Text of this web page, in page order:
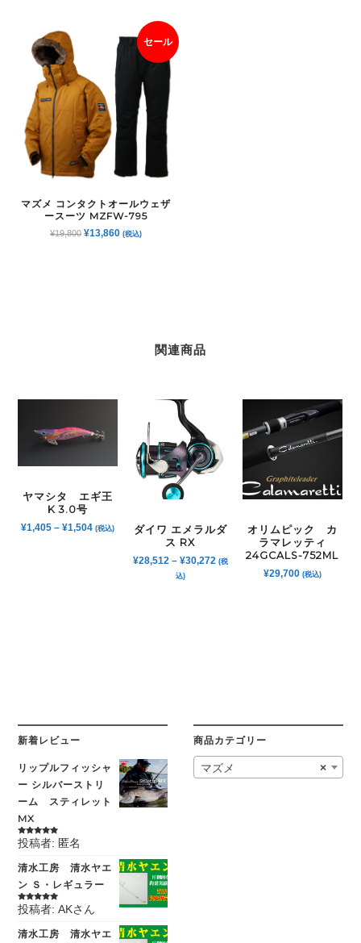
セール
マズメ コンタクトオールウェザ
ースーツ MZFW-795
¥19,800 元
¥13,860現(税込)
関連商品
ヤマシタ エギ王
K 3.0号
¥1,405 –¥1,504 (税込)
ダイワ エメラルダ
ス RX
¥28,512– ¥30,272 (税
込)
オリムピック カ
ラマレッティ
24GCALS-752ML
¥29,700 (税込)
新着レビュー
リップルフィッシャ
ー シルバーストリ
ーム スティレット
MX
5段階中5の
評価
投稿者: 匿名
清水工房 清水ヤエ
ン Ｓ・レギュラー
5段階中5の
評価
投稿者: AKさん
清水工房 清水ヤエ
商品カテゴリー
×
マズメ